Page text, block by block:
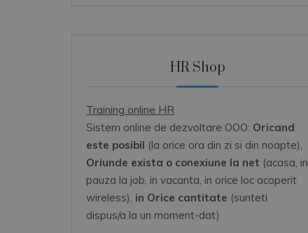
HR Shop
Training online HR
Sistem online de dezvoltare OOO: Oricand
este posibil (la orice ora din zi si din noapte),
Oriunde exista o conexiune la net (acasa, in
pauza la job, in vacanta, in orice loc acoperit
wireless), in Orice cantitate (sunteti
dispus/a la un moment-dat)